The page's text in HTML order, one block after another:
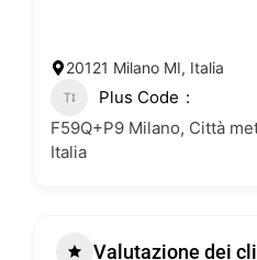
20121 Milano MI, Italia
Plus Code
F59Q+P9 Milano, Città
Italia
Valutazione dei